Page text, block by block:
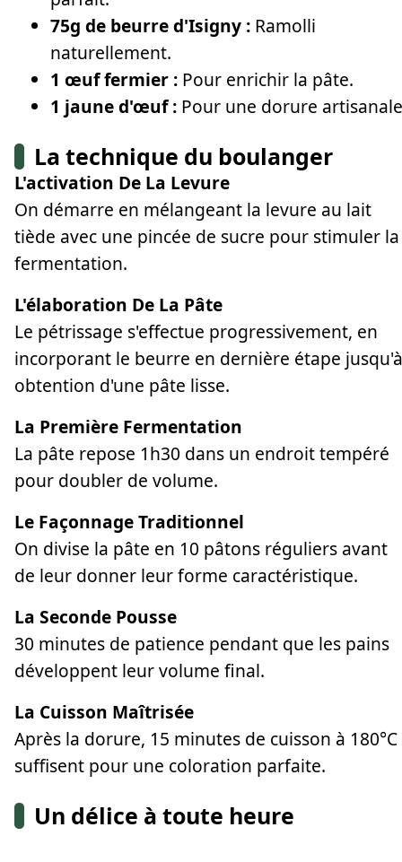
75g de beurre d'Isigny : Ramolli
naturellement.
1 œuf fermier : Pour enrichir la pâte.
1 jaune d'œuf : Pour une dorure
La technique du boulanger
L'activation De La Levure
On démarre en mélangeant la levure au lait
tiède avec une pincée de sucre pour stimuler la
fermentation.
L'élaboration De La Pâte
Le pétrissage s'effectue progressivement, en
incorporant le beurre en dernière étape jusqu'à
obtention d'une pâte lisse.
La Première Fermentation
La pâte repose 1h30 dans un endroit tempéré
pour doubler de volume.
Le Façonnage Traditionnel
On divise la pâte en 10 pâtons réguliers avant
de leur donner leur forme caractéristique.
La Seconde Pousse
30 minutes de patience pendant que les pains
développent leur volume final.
La Cuisson Maîtrisée
Après la dorure, 15 minutes de cuisson à 180°C
suffisent pour une coloration parfaite.
Un délice à toute heure